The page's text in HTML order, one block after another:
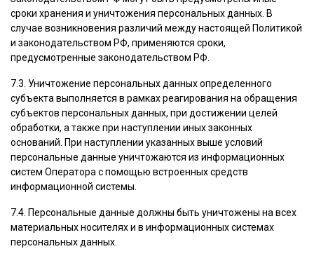
сроки хранения и уничтожения персональных данных. В
случае возникновения различий между настоящей Политикой
и законодательством РФ, применяются сроки,
предусмотренные законодательством РФ.
7.3. Уничтожение персональных данных определенного
субъекта выполняется в рамках реагирования на обращения
субъектов персональных данных, при достижении целей
обработки, а также при наступлении иных законных
оснований. При наступлении указанных выше условий
персональные данные уничтожаются из информационных
систем Оператора с помощью встроенных средств
информационной системы.
7.4. Персональные данные должны быть уничтожены на всех
материальных носителях и в информационных системах
персональных данных.